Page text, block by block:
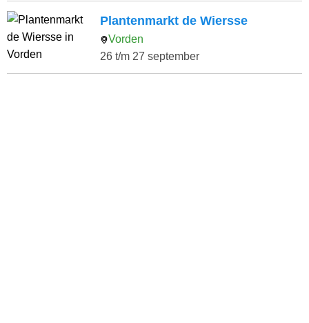
Plantenmarkt de Wiersse
Vorden
26 t/m 27 september